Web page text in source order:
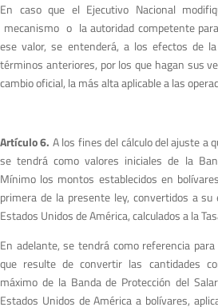
En caso que el Ejecutivo Nacional
mecanismo o la autoridad competente
ese valor, se entenderá, a los efectos de
términos anteriores, por los que hagan sus
cambio oficial, la más alta aplicable a las
Artículo 6. A los fines del cálculo del ajuste a
se tendrá como valores iniciales de la
Mínimo los montos establecidos en
primera de la presente ley, convertidos a
Estados Unidos de América, calculados a la
En adelante, se tendrá como referencia
que resulte de convertir las cantidades
máximo de la Banda de Protección del
Estados Unidos de América a bolívares,